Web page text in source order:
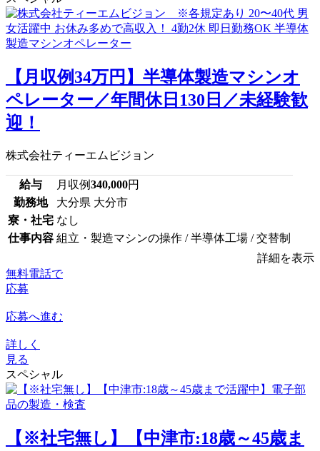
【月収例34万円】半導体製造マシンオ
ペレーター／年間休日130日／未経験歓
迎！
株式会社ティーエムビジョン
給与 月収例340,000円
勤務地
大分県 大分市
寮・社宅 なし
仕事内容 組立・製造マシンの操作 / 半導体工場 / 交替制
詳細を表示
無料電話で
応募
応募へ進む
詳しく
見る
スペシャル
【※社宅無し】【中津市:18歳～45歳ま